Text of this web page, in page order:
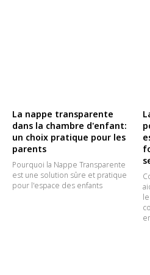
La nappe transparente
dans la chambre d'enfant:
un choix pratique pour les
parents
Pourquoi la Nappe Transparente
est une solution sûre et pratique
pour l'espace des enfants